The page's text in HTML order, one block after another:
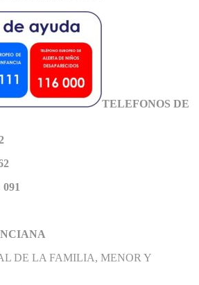
TELEFONOS DE
DE LA FAMILIA, MENOR Y